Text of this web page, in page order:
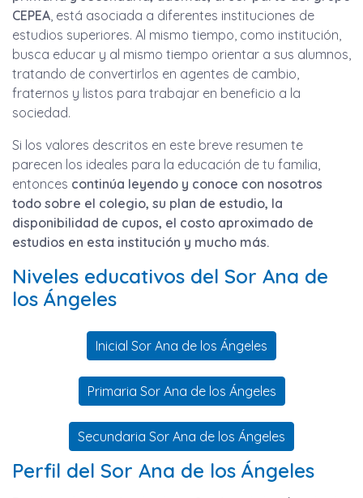
CEPEA, está asociada a diferentes instituciones de
estudios superiores. Al mismo tiempo, como institución,
busca educar y al mismo tiempo orientar a sus alumnos,
tratando de convertirlos en agentes de cambio,
fraternos y listos para trabajar en beneficio a la
sociedad.
Si los valores descritos en este breve resumen te
parecen los ideales para la educación de tu familia,
entonces continúa leyendo y conoce con nosotros
todo sobre el colegio, su plan de estudio, la
disponibilidad de cupos, el costo aproximado de
estudios en esta institución y mucho más.
Niveles educativos del Sor Ana de
los Ángeles
Inicial Sor Ana de los Ángeles
Primaria Sor Ana de los Ángeles
Secundaria Sor Ana de los Ángeles
Perfil del Sor Ana de los Ángeles